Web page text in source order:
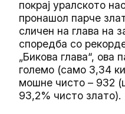
покрај уралското
пронашол парче
сличен на глава на
споредба со
„Бикова глава“, ова
големо (само 3,34
мошне чисто – 932
93,2% чисто злато).